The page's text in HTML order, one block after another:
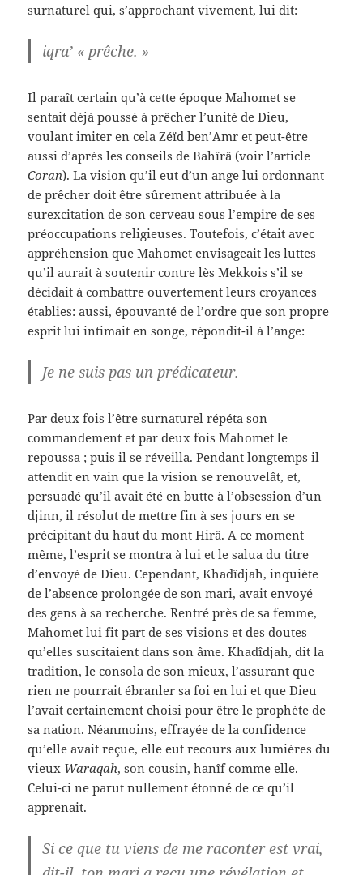
surnaturel qui, s’approchant vivement, lui dit:
iqra’ « prêche. »
Il paraît certain qu’à cette époque Mahomet se
sentait déjà poussé à prêcher l’unité de Dieu,
voulant imiter en cela Zéïd ben’Amr et peut-être
aussi d’après les conseils de Bahîrâ (voir l’article
Coran). La vision qu’il eut d’un ange lui ordonnant
de prêcher doit être sûrement attribuée à la
surexcitation de son cerveau sous l’empire de ses
préoccupations religieuses. Toutefois, c’était avec
appréhension que Mahomet envisageait les luttes
qu’il aurait à soutenir contre lès Mekkois s’il se
décidait à combattre ouvertement leurs croyances
établies: aussi, épouvanté de l’ordre que son propre
esprit lui intimait en songe, répondit-il à l’ange:
Je ne suis pas un prédicateur.
Par deux fois l’être surnaturel répéta son
commandement et par deux fois Mahomet le
repoussa ; puis il se réveilla. Pendant longtemps il
attendit en vain que la vision se renouvelât, et,
persuadé qu’il avait été en butte à l’obsession d’un
djinn, il résolut de mettre fin à ses jours en se
précipitant du haut du mont Hirâ. A ce moment
même, l’esprit se montra à lui et le salua du titre
d’envoyé de Dieu. Cependant, Khadîdjah, inquiète
de l’absence prolongée de son mari, avait envoyé
des gens à sa recherche. Rentré près de sa femme,
Mahomet lui fit part de ses visions et des doutes
qu’elles suscitaient dans son âme. Khadîdjah, dit la
tradition, le consola de son mieux, l’assurant que
rien ne pourrait ébranler sa foi en lui et que Dieu
l’avait certainement choisi pour être le prophète de
sa nation. Néanmoins, effrayée de la confidence
qu’elle avait reçue, elle eut recours aux lumières du
vieux Waraqah, son cousin, hanîf comme elle.
Celui-ci ne parut nullement étonné de ce qu’il
apprenait.
Si ce que tu viens de me raconter est vrai,